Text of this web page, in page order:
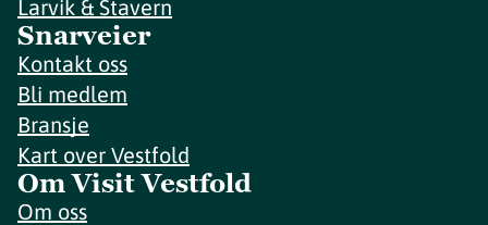
Larvik & Stavern
Snarveier
Kontakt oss
Bli medlem
Bransje
Kart over Vestfold
Om Visit Vestfold
Om oss